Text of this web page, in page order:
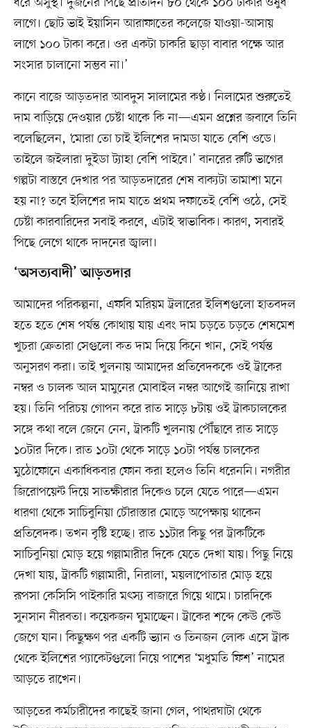
লাগে। ছোট ভাই ইয়াসিন আরাফাতের কলেজে যাওয়া-আসায়
লাগে ১০০ টাকা করে। ওর একটা চাকরি ছাড়া বাবার পক্ষে আর
সংসার চালানো সম্ভব না।’
কানে বাজে আড়তদার আবদুস সালামের কণ্ঠ। নিলামের শুরুতেই
দাম বাড়িয়ে দেওয়ার চেষ্টা থাকে কি না—এমন প্রশ্নের জবাবে তিনি
বলেছিলেন, ‘মোরা তো চাই ইলিশের দামডা যাতে বেশি ওডে।
তাইলে জইলারা দুইডা ট্যাহা বেশি পাইবে।’ বানরের রুটি ভাগের
গল্পটা বাস্তবে দেখার পর আড়তদারের শেষ বাক্যটা তামাশা মনে
হয় না? তবে ইলিশের দাম যাতে প্রথম দফাতেই বেশি ওঠে, সেই
চেষ্টা কারবারিদের সবাই করবে, এটাই স্বাভাবিক। কারণ, সবারই
পিছে লেগে থাকে দাদনের জ্বালা।
‘অসত্যবাদী’ আড়তদার
আমাদের পরিকল্পনা, এফবি মরিয়ম ট্রলারের ইলিশগুলো হাতবদল
হতে হতে শেষ পর্যন্ত কোথায় যায় এবং দাম চড়তে চড়তে শেষমেশ
খুচরা ক্রেতারা সেগুলো কত দাম দিয়ে কিনে খান, সেই পর্যন্ত
অনুসরণ করা। তাই খুলনায় আমাদের প্রতিবেদককে ওই ট্রাকের
নম্বর ও চালক আল মামুনের মোবাইল নম্বর আগেই জানিয়ে রাখা
হয়। তিনি পরিচয় গোপন করে রাত সাড়ে ৮টায় ওই ট্রাকচালকের
সঙ্গে কথা বলে জেনে নেন, ট্রাকটি খুলনায় পৌঁছাবে রাত সাড়ে
১০টার দিকে। রাত ১০টা থেকে সাড়ে ১০টা পর্যন্ত চালকের
মুঠোফোনে একাধিকবার ফোন করা হলেও তিনি ধরেননি। নগরীর
জিরোপয়েন্ট দিয়ে সাতক্ষীরার দিকেও চলে যেতে পারে—এমন
ধারণা থেকে সাচিবুনিয়া চৌরাস্তার মোড়ে অপেক্ষায় থাকেন
প্রতিবেদক। তখন বৃষ্টি হচ্ছে। রাত ১১টার কিছু পর ট্রাকটিকে
সাচিবুনিয়া মোড় হয়ে গল্লামারীর দিকে যেতে দেখা যায়। পিছু নিয়ে
দেখা যায়, ট্রাকটি গল্লামারী, নিরালা, ময়লাপোতার মোড় হয়ে
রূপসা কেসিসি পাইকারি মৎস্য বাজারে গিয়ে থামে। চারদিকে
সুনসান নীরবতা। কয়েকজন ঘুমাচ্ছেন। ট্রাকের শব্দে কেউ কেউ
জেগে যান। কিছুক্ষণ পর একটি ভ্যান ও তিনজন লোক এসে ট্রাক
থেকে ইলিশের প্যাকেটগুলো নিয়ে পাশের ‘মধুমতি ফিশ’ নামের
আড়তে রাখেন।
আড়তের কর্মচারীদের কাছেই জানা গেল, পাথরঘাটা থেকে